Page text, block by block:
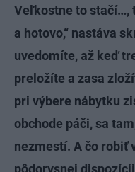
Veľkostne to stačí…,
a hotovo,“ nastáva
uvedomíte, až keď
preložíte a zasa
pri výbere nábytku
obchode páči, sa
nezmestí. A čo robiť
pôdorysnej